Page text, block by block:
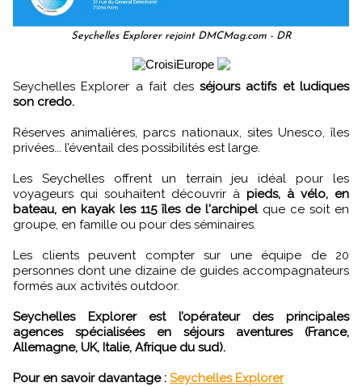
Seychelles Explorer rejoint DMCMag.com - DR
Seychelles Explorer a fait desséjours actifs et ludiques
son credo.
Réserves animalières, parcs nationaux, sites Unesco, îles
privées... l’éventail des possibilités est large.
Les Seychelles offrent un terrain jeu idéal pour les
voyageurs qui souhaitent découvrir à pieds, à vélo, en
bateau, en kayak les 115 îles de l'archipel que ce soit en
groupe, en famille ou pour des séminaires.
Les clients peuvent compter sur une équipe de 20
personnes dont une dizaine de guides accompagnateurs
formés aux activités outdoor.
Seychelles Explorer est l’opérateur des principales
agences spécialisées en séjours aventures (France,
Allemagne, UK, Italie, Afrique du sud).
Pour en savoir davantage : Seychelles Explorer